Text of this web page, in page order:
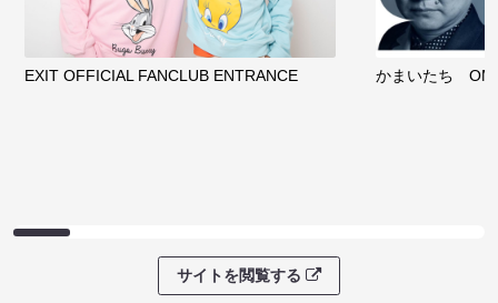
EXIT OFFICIAL FANCLUB ENTRANCE かまいたち
サイトを閲覧する